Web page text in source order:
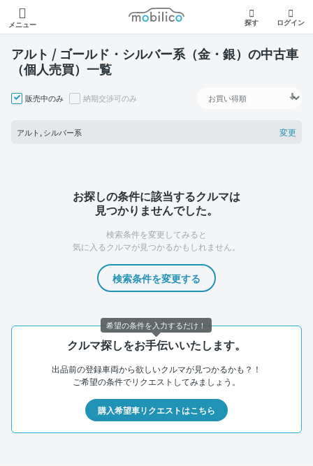
メニュー
モビリコ
探す ログイン
アルト / ゴールド・シルバー系（金・銀）の中古車
（個人売買）一覧
販売中のみ 納期交渉可のみ
アルト, シルバー系 変更
お探しの条件に該当するクルマは
見つかりませんでした。
検索条件を変更してみると
気に入るクルマが見つかるかもしれません。
検索条件を変更する
クルマ探しをお手伝いいたします。
出品前の登録車両から欲しいクルマが見つかるかも？！
ご希望の条件でリクエストしてみましょう。
購入希望車リクエストはこちら
希望の条件を入力するだけ！